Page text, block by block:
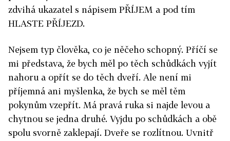
zdvihá ukazatel s nápisem PŘÍJEM a pod tím
HLASTE PŘÍJEZD.
Nejsem typ člověka, co je něčeho schopný. Příčí se
mi představa, že bych měl po těch schůdkách vyjít
nahoru a opřít se do těch dveří. Ale není mi
příjemná ani myšlenka, že bych se měl těm
pokynům vzepřít. Má pravá ruka si najde levou a
chytnou se jedna druhé. Vyjdu po schůdkách a obě
spolu svorně zaklepají. Dveře se rozlítnou. Uvnitř